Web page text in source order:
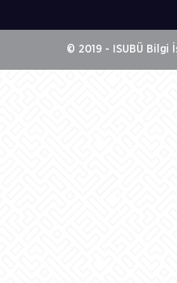
© 2019 - ISUBÜ Bilgi